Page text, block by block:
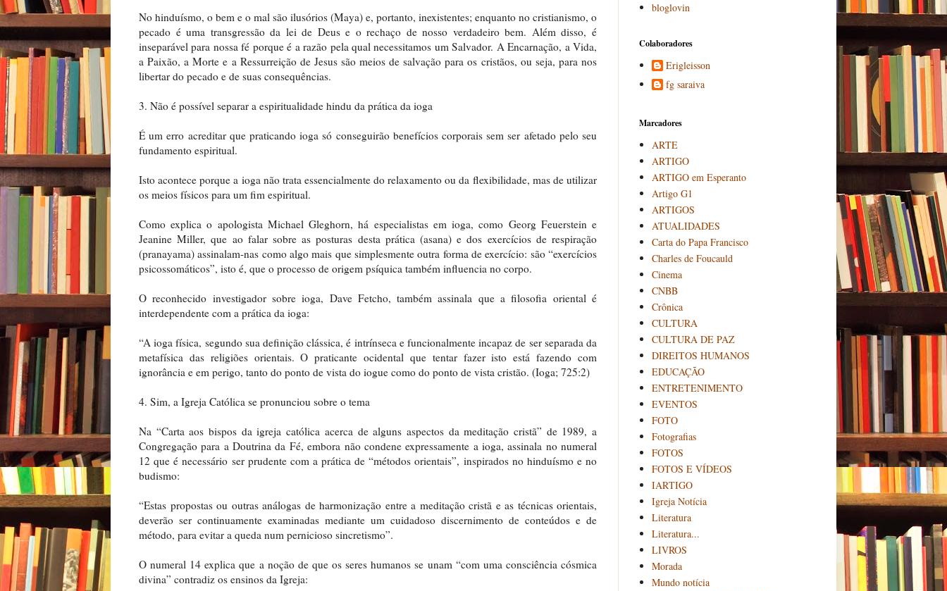
No hinduísmo, o bem e o mal são ilusórios (Maya) e, portanto, inexistentes; enquanto no cristianismo, o
pecado é uma transgressão da lei de Deus e o rechaço de nosso verdadeiro bem. Além disso, é
inseparável para nossa fé porque é a razão pela qual necessitamos um Salvador. A Encarnação, a Vida,
a Paixão, a Morte e a Ressurreição de Jesus são meios de salvação para os cristãos, ou seja, para nos
libertar do pecado e de suas consequências.
3. Não é possível separar a espiritualidade hindu da prática da ioga
É um erro acreditar que praticando ioga só conseguirão benefícios corporais sem ser afetado pelo seu
fundamento espiritual.
Isto acontece porque a ioga não trata essencialmente do relaxamento ou da flexibilidade, mas de utilizar
os meios físicos para um fim espiritual.
Como explica o apologista Michael Gleghorn, há especialistas em ioga, como Georg Feuerstein e
Jeanine Miller, que ao falar sobre as posturas desta prática (asana) e dos exercícios de respiração
(pranayama) assinalam-nas como algo mais que simplesmente outra forma de exercício: são “exercícios
psicossomáticos”, isto é, que o processo de origem psíquica também influencia no corpo.
O reconhecido investigador sobre ioga, Dave Fetcho, também assinala que a filosofia oriental é
interdependente com a prática da ioga:
“A ioga física, segundo sua definição clássica, é intrínseca e funcionalmente incapaz de ser separada da
metafísica das religiões orientais. O praticante ocidental que tentar fazer isto está fazendo com
ignorância e em perigo, tanto do ponto de vista do iogue como do ponto de vista cristão. (Ioga; 725:2)
4. Sim, a Igreja Católica se pronunciou sobre o tema
Na “Carta aos bispos da igreja católica acerca de alguns aspectos da meditação cristã” de 1989, a
Congregação para a Doutrina da Fé, embora não condene expressamente a ioga, assinala no numeral
12 que é necessário ser prudente com a prática de “métodos orientais”, inspirados no hinduísmo e no
budismo:
“Estas propostas ou outras análogas de harmonização entre a meditação cristã e as técnicas orientais,
deverão ser continuamente examinadas mediante um cuidadoso discernimento de conteúdos e de
método, para evitar a queda num pernicioso sincretismo”.
O numeral 14 explica que a noção de que os seres humanos se unam “com uma consciência cósmica
divina” contradiz os ensinos da Igreja:
bloglovin
Colaboradores
Erigleisson
fg saraiva
Marcadores
ARTE
ARTIGO
ARTIGO em Esperanto
Artigo G1
ARTIGOS
ATUALIDADES
Carta do Papa Francisco
Charles de Foucauld
Cinema
CNBB
Crônica
CULTURA
CULTURA DE PAZ
DIREITOS HUMANOS
EDUCAÇÃO
ENTRETENIMENTO
EVENTOS
FOTO
Fotografias
FOTOS
FOTOS E VÍDEOS
IARTIGO
Igreja Notícia
Literatura
Literatura...
LIVROS
Morada
Mundo notícia